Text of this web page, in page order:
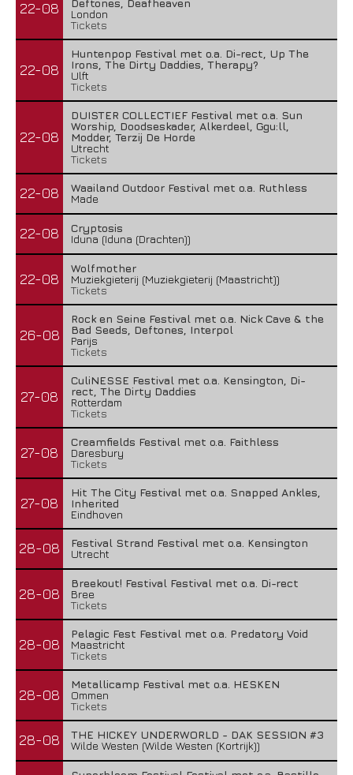
22-08
Deftones, Deafheaven
London
Tickets
22-08
Huntenpop Festival met o.a. Di-rect, Up The
Irons, The Dirty Daddies, Therapy?
Ulft
Tickets
22-08
DUISTER COLLECTIEF Festival met o.a. Sun
Worship, Doodseskader, Alkerdeel, Ggu:ll,
Modder, Terzij De Horde
Utrecht
Tickets
22-08
Waailand Outdoor Festival met o.a. Ruthless
Made
22-08
Cryptosis
Iduna (Iduna (Drachten))
22-08
Wolfmother
Muziekgieterij (Muziekgieterij (Maastricht))
Tickets
26-08
Rock en Seine Festival met o.a. Nick Cave & the
Bad Seeds, Deftones, Interpol
Parijs
Tickets
27-08
CuliNESSE Festival met o.a. Kensington, Di-
rect, The Dirty Daddies
Rotterdam
Tickets
27-08
Creamfields Festival met o.a. Faithless
Daresbury
Tickets
27-08
Hit The City Festival met o.a. Snapped Ankles,
Inherited
Eindhoven
28-08
Festival Strand Festival met o.a. Kensington
Utrecht
28-08
Breekout! Festival Festival met o.a. Di-rect
Bree
Tickets
28-08
Pelagic Fest Festival met o.a. Predatory Void
Maastricht
Tickets
28-08
Metallicamp Festival met o.a. HESKEN
Ommen
Tickets
28-08
THE HICKEY UNDERWORLD - DAK SESSION #3
Wilde Westen (Wilde Westen (Kortrijk))